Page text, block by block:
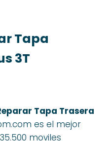
Tapa
3T
Tapa Trasera
es el mejor
moviles